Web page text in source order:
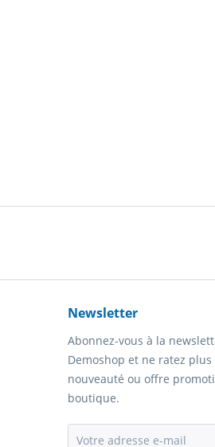
Newsletter
Abonnez-vous à la
Demoshop et ne ratez plus
nouveauté ou offre
boutique.